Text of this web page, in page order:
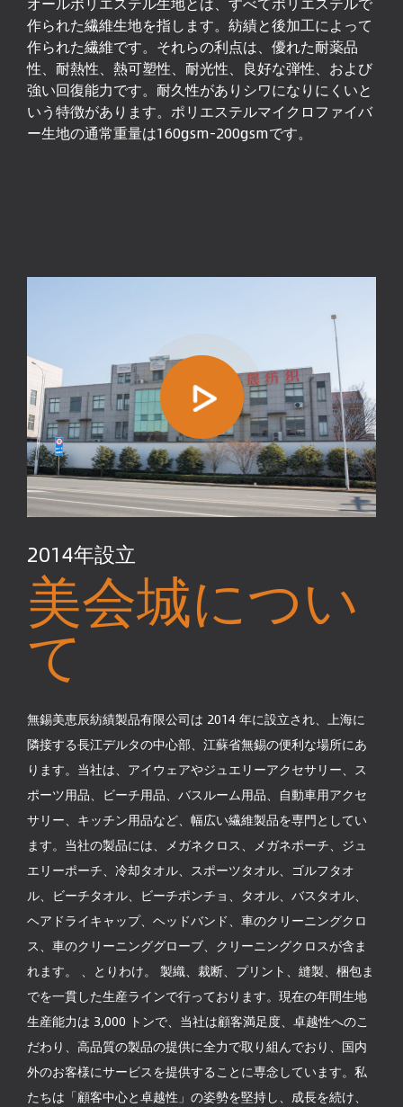
作られた繊維生地を指します。紡績と後加工によって
作られた繊維です。それらの利点は、優れた耐薬品
性、耐熱性、熱可塑性、耐光性、良好な弾性、および
強い回復能力です。耐久性がありシワになりにくいと
いう特徴があります。ポリエステルマイクロファイバ
ー生地の通常重量は160gsm-200gsmです。
2014年設立
美会城につい
て
無錫美恵辰紡績製品有限公司は 2014 年に設立され、上海に
隣接する長江デルタの中心部、江蘇省無錫の便利な場所にあ
ります。当社は、アイウェアやジュエリーアクセサリー、ス
ポーツ用品、ビーチ用品、バスルーム用品、自動車用アクセ
サリー、キッチン用品など、幅広い繊維製品を専門としてい
ます。当社の製品には、メガネクロス、メガネポーチ、ジュ
エリーポーチ、冷却タオル、スポーツタオル、ゴルフタオ
ル、ビーチタオル、ビーチポンチョ、タオル、バスタオル、
ヘアドライキャップ、ヘッドバンド、車のクリーニングクロ
ス、車のクリーニンググローブ、クリーニングクロスが含ま
れます。 、とりわけ。 製織、裁断、プリント、縫製、梱包ま
でを一貫した生産ラインで行っております。現在の年間生地
生産能力は 3,000 トンで、当社は顧客満足度、卓越性へのこ
だわり、高品質の製品の提供に全力で取り組んでおり、国内
外のお客様にサービスを提供することに専念しています。私
たちは「顧客中心と卓越性」の姿勢を堅持し、成長を続け、